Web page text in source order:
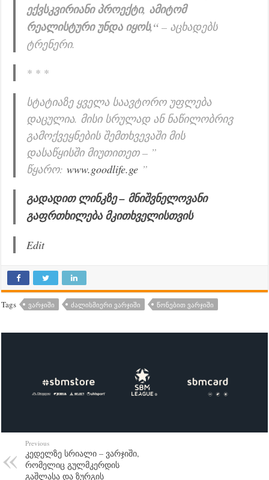
ექვსკვირიანი პროექტი, ამიტომ
რეალისტური უნდა იყოს,“ – აცხადებს
ტრენერი.
* * *
სტატიაზე ყველა საავტორო უფლება
დაცულია. მისი სრულად ან ნაწილობრივ
გამოქვეყნების შემთხვევაში მის
დასაწყისში მიუთითეთ – ”
წყარო:www.goodlife.ge ”
გადადით ლინკზე – მნიშვნელოვანი
გაფრთხილება მკითხველისთვის
Edit
Tags ᲕᲐᲠᲯᲘᲨᲘ ᲫᲐᲚᲘᲡᲛᲘᲔᲠᲘ ᲕᲐᲠᲯᲘᲨᲘ ᲬᲝᲜᲔᲑᲘᲗ ᲕᲐᲠᲯᲘᲨᲘ
Previous
კედელზე სრიალი – ვარჯიში,
რომელიც გულმკერდის
გაშლასა და ზურგის